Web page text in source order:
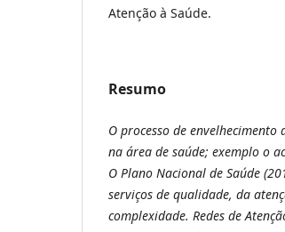
Atenção à Saúde.
Resumo
O processo de
na área de saúde; exemplo o
O Plano Nacional de Saúde
serviços de qualidade, da
complexidade. Redes de